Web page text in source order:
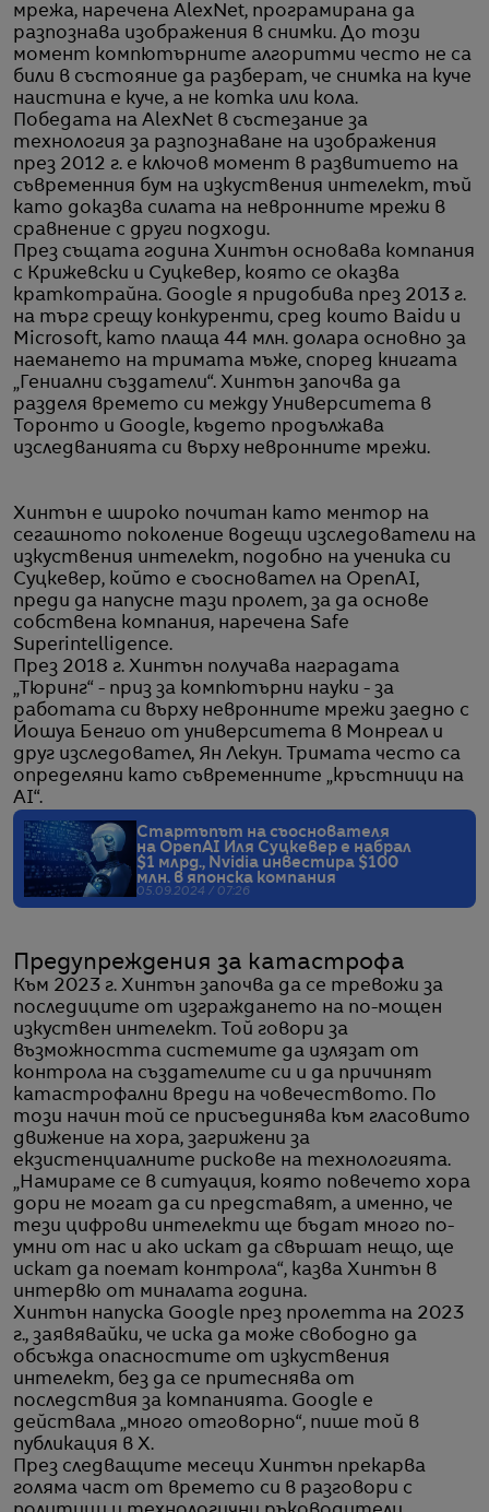
мрежа, наречена AlexNet, програмирана да
разпознава изображения в снимки. До този
момент компютърните алгоритми често не са
били в състояние да разберат, че снимка на куче
наистина е куче, а не котка или кола.
Победата на AlexNet в състезание за
технология за разпознаване на изображения
през 2012 г. е ключов момент в развитието на
съвременния бум на изкуствения интелект, тъй
като доказва силата на невронните мрежи в
сравнение с други подходи.
През същата година Хинтън основава компания
с Крижевски и Суцкевер, която се оказва
краткотрайна. Google я придобива през 2013 г.
на търг срещу конкуренти, сред които Baidu и
Microsoft, като плаща 44 млн. долара основно за
наемането на тримата мъже, според книгата
„Гениални създатели“. Хинтън започва да
разделя времето си между Университета в
Торонто и Google, където продължава
изследванията си върху невронните мрежи.
Хинтън е широко почитан като ментор на
сегашното поколение водещи изследователи на
изкуствения интелект, подобно на ученика си
Суцкевер, който е съосновател на OpenAI,
преди да напусне тази пролет, за да основе
собствена компания, наречена Safe
Superintelligence.
През 2018 г. Хинтън получава наградата
„Тюринг“ - приз за компютърни науки - за
работата си върху невронните мрежи заедно с
Йошуа Бенгио от университета в Монреал и
друг изследовател, Ян Лекун. Тримата често са
определяни като съвременните „кръстници на
AI“.
Стартъпът на съоснователя
на OpenAI Иля Суцкевер е набрал
$1 млрд., Nvidia инвестира $100
млн. в японска компания
05.09.2024 / 07:26
Предупреждения за катастрофа
Към 2023 г. Хинтън започва да се тревожи за
последиците от изграждането на по-мощен
изкуствен интелект. Той говори за
възможността системите да излязат от
контрола на създателите си и да причинят
катастрофални вреди на човечеството. По
този начин той се присъединява към гласовито
движение на хора, загрижени за
екзистенциалните рискове на технологията.
„Намираме се в ситуация, която повечето хора
дори не могат да си представят, а именно, че
тези цифрови интелекти ще бъдат много по-
умни от нас и ако искат да свършат нещо, ще
искат да поемат контрола“, казва Хинтън в
интервю от миналата година.
Хинтън напуска Google през пролетта на 2023
г., заявявайки, че иска да може свободно да
обсъжда опасностите от изкуствения
интелект, без да се притеснява от
последствия за компанията. Google е
действала „много отговорно“, пише той в
публикация в X.
През следващите месеци Хинтън прекарва
голяма част от времето си в разговори с